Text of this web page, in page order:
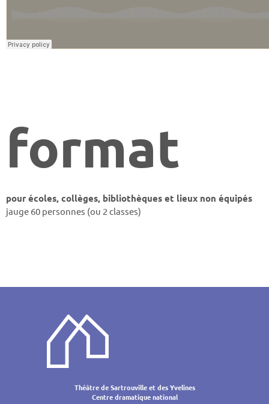
format
pour écoles, collèges, bibliothèques et lieux non équipés
jauge 60 personnes (ou 2 classes)
Théâtre de Sartrouville et des Yvelines
Centre dramatique national